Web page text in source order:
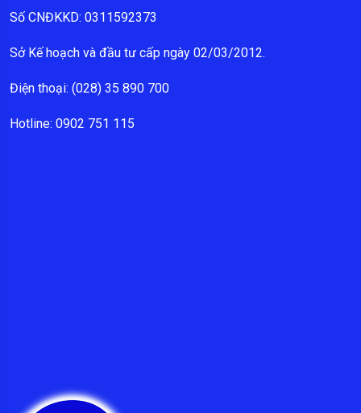
Số CNĐKKD: 0311592373
Sở Kế hoạch và đầu tư cấp ngày 02/03/2012.
Điện thoại: (028) 35 890 700
Hotline: 0902 751 115